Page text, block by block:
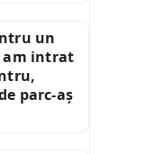
un
am intrat
parc-aș